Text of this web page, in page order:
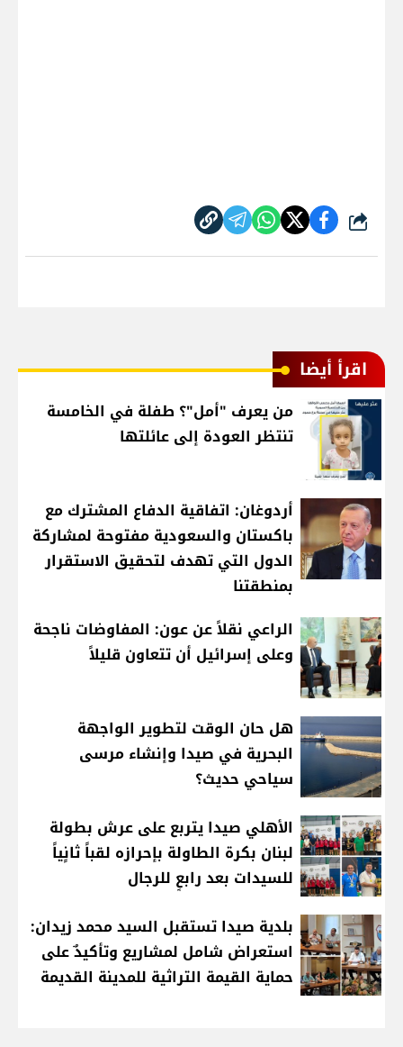
شارك
اقرأ أيضا
من يعرف "أمل"؟ طفلة في الخامسة
تنتظر العودة إلى عائلتها
أردوغان: اتفاقية الدفاع المشترك مع
باكستان والسعودية مفتوحة لمشاركة
الدول التي تهدف لتحقيق الاستقرار
بمنطقتنا
الراعي نقلاً عن عون: المفاوضات ناجحة
وعلى إسرائيل أن تتعاون قليلاً
هل حان الوقت لتطوير الواجهة
البحرية في صيدا وإنشاء مرسى
سياحي حديث؟
الأهلي صيدا يتربع على عرش بطولة
لبنان بكرة الطاولة بإحرازه لقباً ثانٍياً
للسيدات بعد رابعٍ للرجال
بلدية صيدا تستقبل السيد محمد زيدان:
استعراض شامل لمشاريع وتأكيدٌ على
حماية القيمة التراثية للمدينة القديمة